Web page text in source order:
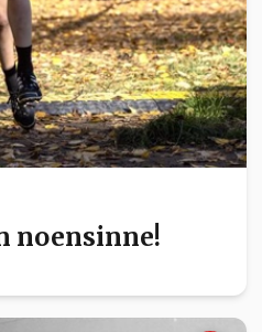
noensinne!